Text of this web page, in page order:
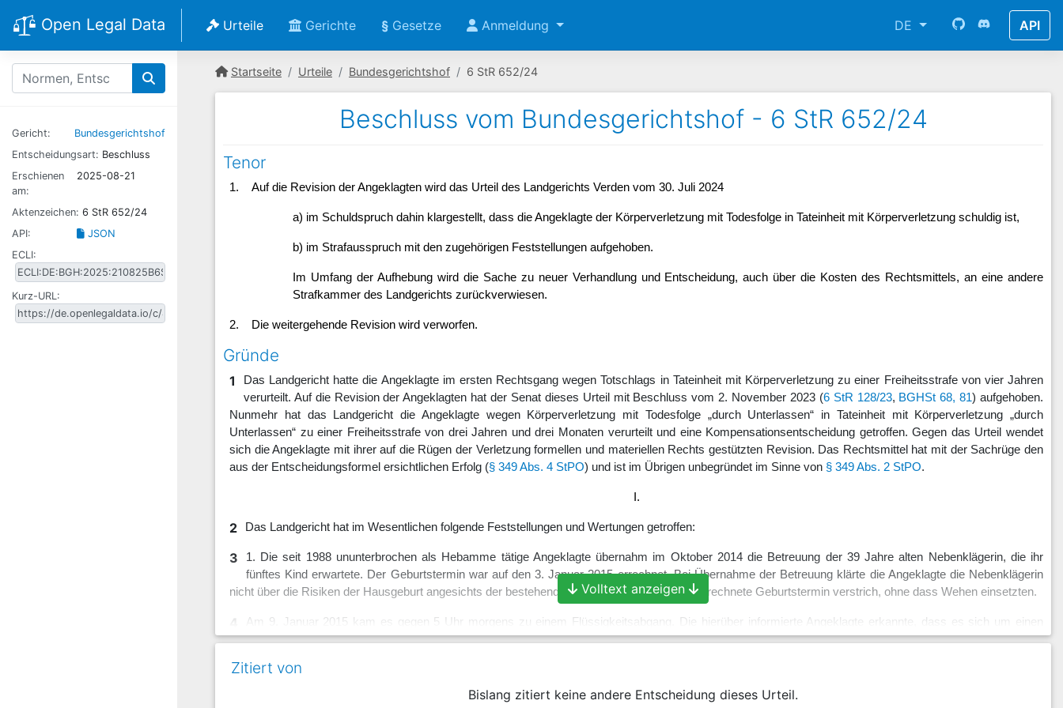
Open Legal Data Urteile Gerichte § Gesetze Anmeldung DE API
Gericht:
Bundesgerichtshof
Entscheidungsart: Beschluss
Erschienen
am:
2025-08-21
Aktenzeichen: 6 StR 652/24
API:
JSON
ECLI:
Kurz-URL:
Startseite Urteile Bundesgerichtshof 6 StR 652/24
Beschluss vom Bundesgerichtshof - 6 StR 652/24
Tenor
1. Auf die Revision der Angeklagten wird das Urteil des Landgerichts Verden vom 30. Juli 2024
a) im Schuldspruch dahin klargestellt, dass die Angeklagte der Körperverletzung mit Todesfolge in Tateinheit mit Körperverletzung schuldig ist,
b) im Strafausspruch mit den zugehörigen Feststellungen aufgehoben.
Im Umfang der Aufhebung wird die Sache zu neuer Verhandlung und Entscheidung, auch über die Kosten des Rechtsmittels, an eine andere
Strafkammer des Landgerichts zurückverwiesen.
2. Die weitergehende Revision wird verworfen.
Gründe
1
Das Landgericht hatte die Angeklagte im ersten Rechtsgang wegen Totschlags in Tateinheit mit Körperverletzung zu einer Freiheitsstrafe von vier Jahren
verurteilt. Auf die Revision der Angeklagten hat der Senat dieses Urteil mit Beschluss vom 2. November 2023 (6 StR 128/23, BGHSt 68, 81) aufgehoben.
Nunmehr hat das Landgericht die Angeklagte wegen Körperverletzung mit Todesfolge „durch Unterlassen“ in Tateinheit mit Körperverletzung „durch
Unterlassen“ zu einer Freiheitsstrafe von drei Jahren und drei Monaten verurteilt und eine Kompensationsentscheidung getroffen. Gegen das Urteil wendet
sich die Angeklagte mit ihrer auf die Rügen der Verletzung formellen und materiellen Rechts gestützten Revision. Das Rechtsmittel hat mit der Sachrüge den
aus der Entscheidungsformel ersichtlichen Erfolg (§ 349 Abs. 4 StPO) und ist im Übrigen unbegründet im Sinne von § 349 Abs. 2 StPO.
I.
2 Das Landgericht hat im Wesentlichen folgende Feststellungen und Wertungen getroffen:
3
1. Die seit 1988 ununterbrochen als Hebamme tätige Angeklagte übernahm im Oktober 2014 die Betreuung der 39 Jahre alten Nebenklägerin, die ihr
fünftes Kind erwartete. Der Geburtstermin war auf den 3. Januar 2015 errechnet. Bei Übernahme der Betreuung klärte die Angeklagte die Nebenklägerin
nicht über die Risiken der Hausgeburt angesichts der bestehenden Risikofaktoren auf. Der errechnete Geburtstermin verstrich, ohne dass Wehen einsetzten.
4
Am 9. Januar 2015 kam es gegen 5 Uhr morgens zu einem Flüssigkeitsabgang. Die hierüber informierte Angeklagte erkannte, dass es sich um einen
vorzeitigen Blasensprung handeln könnte, der spätestens am 10. Januar um 5 Uhr den Beginn einer nur von einem Arzt zu verordnenden
Dabei beließ sie es auch, nachdem sie davon Kenntnis erlangte, dass in den Abendstunden „schwallartig“ Fruchtwasser abging und um 21.10 Uhr die
Eröffnungswehen einsetzten. Ihr war auch bewusst, dass die Hausgeburt acht Stunden nach dem Beginn der Wehentätigkeit ‒ also spätestens am frühen
Volltext anzeigen
Zitiert von
Bislang zitiert keine andere Entscheidung dieses Urteil.